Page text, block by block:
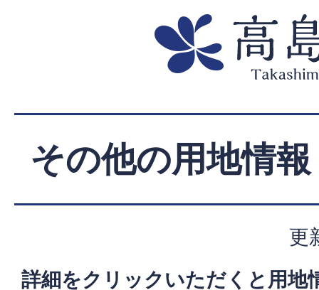
その他の用地情報
更
詳細をクリックいただくと用地